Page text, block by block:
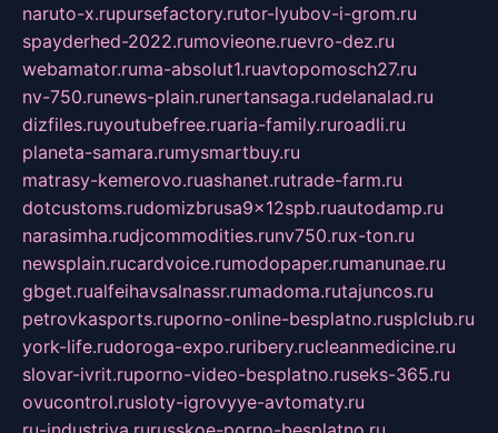
naruto-x.rupursefactory.rutor-lyubov-i-grom.ru
spayderhed-2022.rumovieone.ruevro-dez.ru
webamator.ruma-absolut1.ruavtopomosch27.ru
nv-750.runews-plain.runertansaga.rudelanalad.ru
dizfiles.ruyoutubefree.ruaria-family.ruroadli.ru
planeta-samara.rumysmartbuy.ru
matrasy-kemerovo.ruashanet.rutrade-farm.ru
dotcustoms.rudomizbrusa9x12spb.ruautodamp.ru
narasimha.rudjcommodities.runv750.rux-ton.ru
newsplain.rucardvoice.rumodopaper.rumanunae.ru
gbget.rualfeihavsalnassr.rumadoma.rutajuncos.ru
petrovkasports.ruporno-online-besplatno.rusplclub.ru
york-life.rudoroga-expo.ruribery.rucleanmedicine.ru
slovar-ivrit.ruporno-video-besplatno.ruseks-365.ru
ovucontrol.rusloty-igrovyye-avtomaty.ru